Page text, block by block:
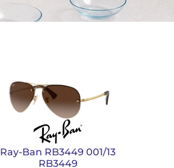
Ray-Ban RB3449 001/13
RB3449